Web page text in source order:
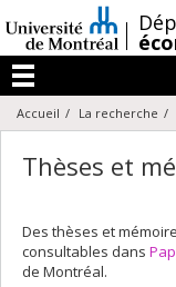
au
contenu
/
Menu
Accueil La recherche
Thèses et
Des thèses et
consultables dans
de Montréal.